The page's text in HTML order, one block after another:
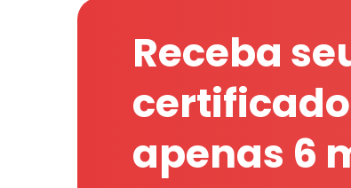
Receba
apenas 6